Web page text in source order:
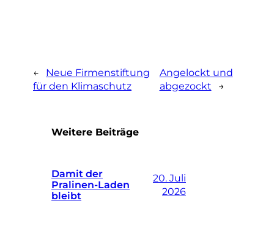
←
Neue Firmenstiftung
für den Klimaschutz
Angelockt und
abgezockt
→
Weitere Beiträge
Damit der
Pralinen-Laden
bleibt
20. Juli
2026